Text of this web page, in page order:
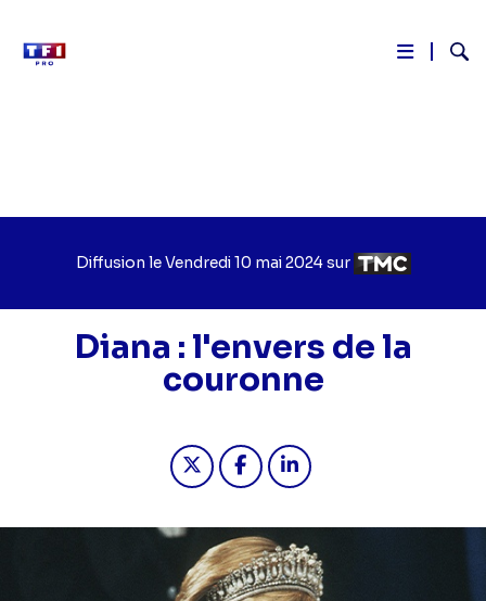
Diffusion leJour
diffusion
Vendredi 10 mai 2024sur Chaîne
diffusion
Diana : l'envers de la
couronne
Partager "2024-05-10 23:25 -
Partager "2024-05-10 23:25